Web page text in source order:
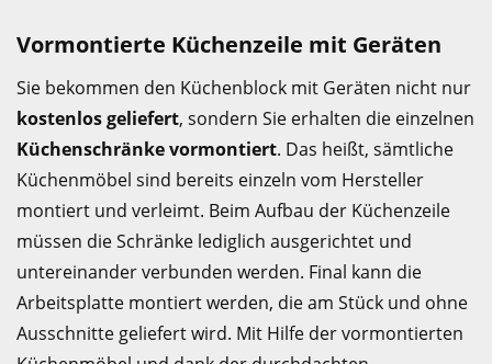
Vormontierte Küchenzeile mit Geräten
Sie bekommen den Küchenblock mit Geräten nicht nur
kostenlos geliefert, sondern Sie erhalten die einzelnen
Küchenschränke vormontiert. Das heißt, sämtliche
Küchenmöbel sind bereits einzeln vom Hersteller
montiert und verleimt. Beim Aufbau der Küchenzeile
müssen die Schränke lediglich ausgerichtet und
untereinander verbunden werden. Final kann die
Arbeitsplatte montiert werden, die am Stück und ohne
Ausschnitte geliefert wird. Mit Hilfe der vormontierten